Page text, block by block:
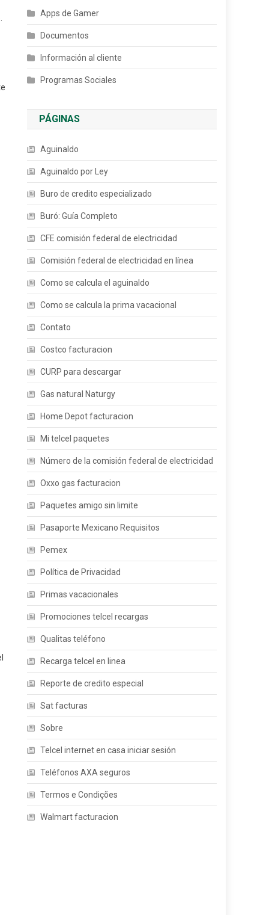
Apps de Gamer
Documentos
Información al cliente
Programas Sociales
PÁGINAS
Aguinaldo
Aguinaldo por Ley
Buro de credito especializado
Buró: Guía Completo
CFE comisión federal de electricidad
Comisión federal de electricidad en línea
Como se calcula el aguinaldo
Como se calcula la prima vacacional
Contato
Costco facturacion
CURP para descargar
Gas natural Naturgy
Home Depot facturacion
Mi telcel paquetes
Número de la comisión federal de electricidad
Oxxo gas facturacion
Paquetes amigo sin limite
Pasaporte Mexicano Requisitos
Pemex
Política de Privacidad
Primas vacacionales
Promociones telcel recargas
Qualitas teléfono
Recarga telcel en linea
Reporte de credito especial
Sat facturas
Sobre
Telcel internet en casa iniciar sesión
Teléfonos AXA seguros
Termos e Condições
Walmart facturacion